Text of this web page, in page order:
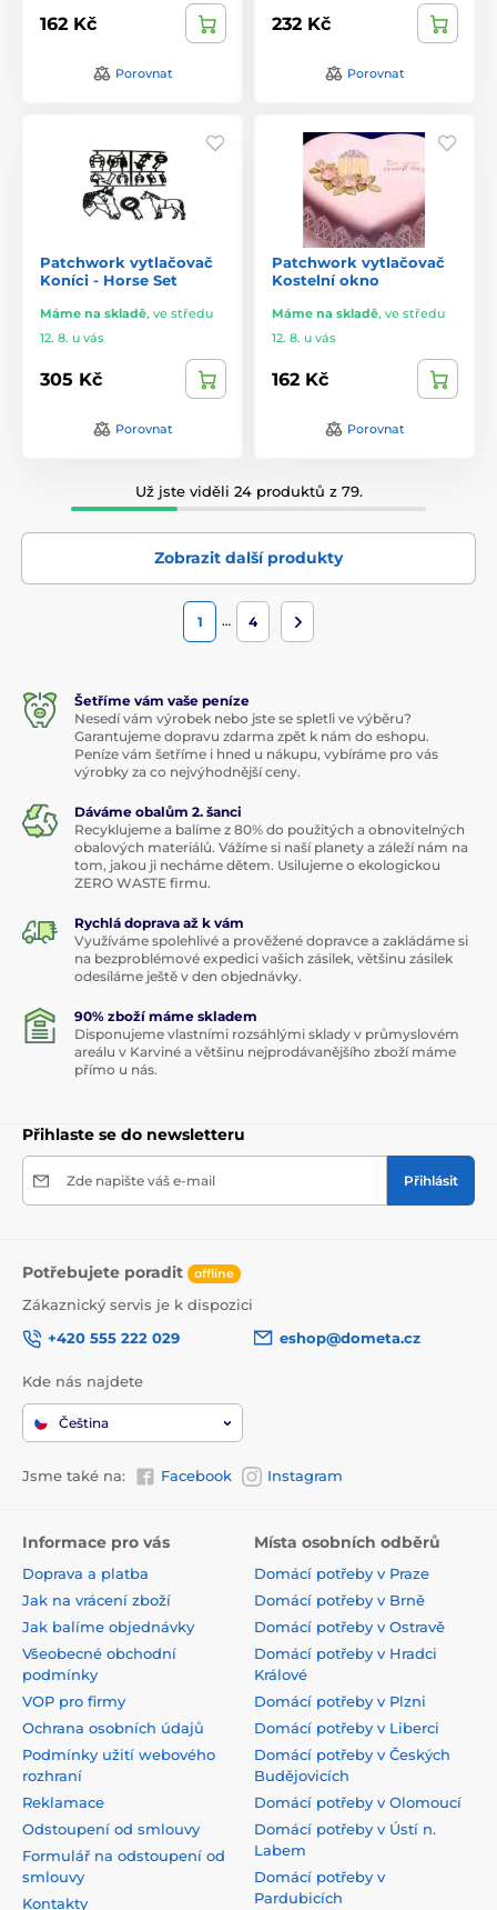
162 Kč
Porovnat
232 Kč
Porovnat
Patchwork vytlačovač
Koníci - Horse Set
Máme na skladě, ve středu
12. 8. u vás
305 Kč
Porovnat
Patchwork vytlačovač
Kostelní okno
Máme na skladě, ve středu
12. 8. u vás
162 Kč
Porovnat
Už jste viděli 24 produktů z 79.
Zobrazit další produkty
1 … 4
Šetříme vám vaše peníze
Nesedí vám výrobek nebo jste se spletli ve výběru?
Garantujeme dopravu zdarma zpět k nám do eshopu.
Peníze vám šetříme i hned u nákupu, vybíráme pro vás
výrobky za co nejvýhodnější ceny.
Dáváme obalům 2. šanci
Recyklujeme a balíme z 80% do použitých a obnovitelných
obalových materiálů. Vážíme si naší planety a záleží nám na
tom, jakou ji necháme dětem. Usilujeme o ekologickou
ZERO WASTE firmu.
Rychlá doprava až k vám
Využíváme spolehlivé a prověžené dopravce a zakládáme si
na bezproblémové expedici vašich zásilek, většinu zásilek
odesíláme ještě v den objednávky.
90% zboží máme skladem
Disponujeme vlastními rozsáhlými sklady v průmyslovém
areálu v Karviné a většinu nejprodávanějšího zboží máme
přímo u nás.
Přihlaste se do newsletteru
Zde napište váš e-mail Přihlásit
Potřebujete poradit offline
Zákaznický servis je k dispozici
+420 555 222 029
eshop@dometa.cz
Kde nás najdete
Čeština
Jsme také na: Facebook Instagram
Informace pro vás
Doprava a platba
Jak na vrácení zboží
Jak balíme objednávky
Všeobecné obchodní
podmínky
VOP pro firmy
Ochrana osobních údajů
Podmínky užití webového
rozhraní
Reklamace
Odstoupení od smlouvy
Formulář na odstoupení od
smlouvy
Kontakty
Místa osobních odběrů
Domácí potřeby v Praze
Domácí potřeby v Brně
Domácí potřeby v Ostravě
Domácí potřeby v Hradci
Králové
Domácí potřeby v Plzni
Domácí potřeby v Liberci
Domácí potřeby v Českých
Budějovicích
Domácí potřeby v Olomoucí
Domácí potřeby v Ústí n.
Labem
Domácí potřeby v
Pardubicích